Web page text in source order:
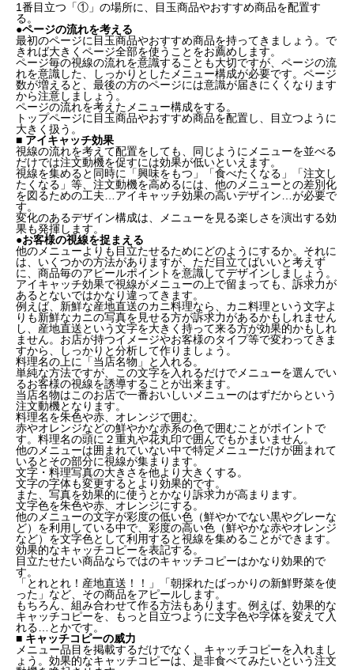
1番目立つ「①」の場所に、目玉商品やおすすめ商品を配置す
る。
●ページの流れを考える
最初のページに目玉商品やおすすめ商品を持ってきましょう。で
きれば大きくページ全部を使うことをお薦めします。
ページ毎の視線の流れを意識することも大切ですが、ページの流
れを意識した、しっかりとしたメニュー構成が必要です。ページ
数が増えると、最後の方のページには意識が届きにくくなります
から注意しましょう。
ページの流れを考えたメニュー構成をする。
トップページに目玉商品やおすすめ商品を配置し、目立つように
大きく扱う。
■ アイキャッチ効果
視線の流れを考えて配置をしても、同じようにメニューを並べる
だけでは注文動機を促すには効果が低いといえます。
視線を集めると同時に「興味をもつ」「食べたくなる」「注文し
たくなる」等、注文動機を高めるには、他のメニューとの差別化
を図るための工夫…アイキャッチ効果の高いデザイン…が必要で
す。
変化のあるデザイン構成は、メニューを見る楽しさを演出する効
果も発揮します。
●お客様の視線を捉まえる
他のメニューよりも目立たせるためにどのようにするか。それに
は、いくつかの方法がありますが、ただ目立てばいいと考えず
に、商品毎のアピールポイントを意識してデザインしましょう。
アイキャッチ効果で視線がメニューの上で留まっても、訴求力が
あるとないではかなり違ってきます。
例えば、新鮮な産地直送のカニ料理なら、カニ料理という文字よ
りも新鮮なカニの写真を見せる方が訴求力があるかもしれません
し、産地直送という文字を大きく持って来る方が効果的かもしれ
ません。お店が持つイメージやお客様のタイプ等で変わってきま
すから、しっかりと分析して作りましょう。
料理名の上に「当店名物」と入れる。
単純な方法ですが、この文字を入れるだけでメニューを選んでい
るお客様の視線を誘導することが出来ます。
当店名物はこのお店で一番おいしいメニューのはずだからという
注文動機となります。
料理名を朱色や赤、オレンジで囲む。
赤やオレンジなどの鮮やかな赤系の色で囲むことがポイントで
す。料理名の頭に２重丸や花丸印で囲んでもかまいません。
他のメニューは囲まれていない中で特定メニューだけが囲まれて
いるとその部分に視線が集まります。
文字・料理写真の大きさを他より大きくする。
文字の字体も変更するとより効果的です。
また、写真を効果的に使うとかなり訴求力が高まります。
文字色を朱色や赤、オレンジにする。
他のメニューの文字が彩度の低い色（鮮やかでない黒やグレーな
ど）を利用している中で、彩度の高い色（鮮やかな赤やオレンジ
など）を文字色として利用すると視線を集めることができます。
効果的なキャッチコピーを表記する。
目立たせたい商品ならではのキャッチコピーはかなり効果的で
す。
「とれとれ！産地直送！！」「朝採れたばっかりの新鮮野菜を使
った」など、その商品をアピールします。
もちろん、組み合わせて作る方法もあります。例えば、効果的な
キャッチコピーを、もっと目立つように文字色や字体を変えて入
れる…とかです。
■ キャッチコピーの威力
メニュー品目を掲載するだけでなく、キャッチコピーを入れまし
ょう。効果的なキャッチコピーは、是非食べてみたいという注文